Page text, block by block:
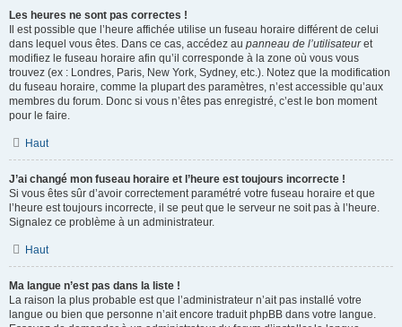
Les heures ne sont pas correctes !
Il est possible que l’heure affichée utilise un fuseau horaire différent de celui
dans lequel vous êtes. Dans ce cas, accédez au panneau de l’utilisateuret
modifiez le fuseau horaire afin qu’il corresponde à la zone où vous vous
trouvez (ex : Londres, Paris, New York, Sydney, etc.). Notez que la modification
du fuseau horaire, comme la plupart des paramètres, n’est accessible qu’aux
membres du forum. Donc si vous n’êtes pas enregistré, c’est le bon moment
pour le faire.
Haut
J’ai changé mon fuseau horaire et l’heure est toujours incorrecte !
Si vous êtes sûr d’avoir correctement paramétré votre fuseau horaire et que
l’heure est toujours incorrecte, il se peut que le serveur ne soit pas à l’heure.
Signalez ce problème à un administrateur.
Haut
Ma langue n’est pas dans la liste !
La raison la plus probable est que l’administrateur n’ait pas installé votre
langue ou bien que personne n’ait encore traduit phpBB dans votre langue.